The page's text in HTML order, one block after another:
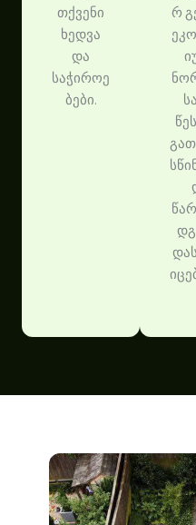
თქვენი
ხედვა
და
საჭიროე
ბები.
რ